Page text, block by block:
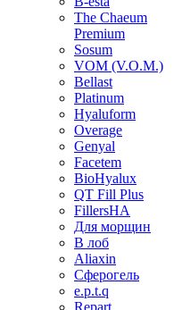
The Chaeum
Premium
Sosum
VOM (V.O.M.)
Bellast
Platinum
Hyaluform
Overage
Genyal
Facetem
BioHyalux
QT Fill Plus
FillersHA
Для морщин
В лоб
Aliaxin
Сферогель
e.p.t.q
Repart